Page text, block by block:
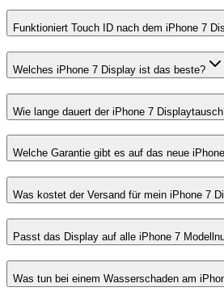
Funktioniert Touch ID nach dem iPhone 7
Welches iPhone 7 Display ist das beste?
Wie lange dauert der iPhone 7
Welche Garantie gibt es auf das neue
Was kostet der Versand für mein iPhone 7
Passt das Display auf alle iPhone 7
Was tun bei einem Wasserschaden am